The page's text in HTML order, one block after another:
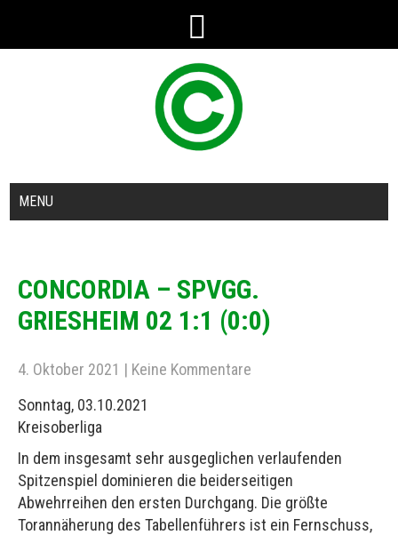
MENU
CONCORDIA – SPVGG.
GRIESHEIM 02 1:1 (0:0)
4. Oktober 2021 | Keine Kommentare
Sonntag, 03.10.2021
Kreisoberliga
In dem insgesamt sehr ausgeglichen verlaufenden
Spitzenspiel dominieren die beiderseitigen
Abwehrreihen den ersten Durchgang. Die größte
Torannäherung des Tabellenführers ist ein Fernschuss,